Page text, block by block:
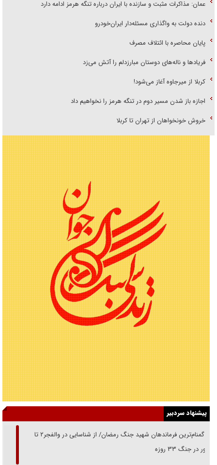
عمان: مذاکرات مثبت و سازنده با ایران درباره تنگه هرمز ادامه دارد
دنده دولت به واگذاری مسئله‌دار ایران‌خودرو
پایان محاصره با ائتلاف مصرف
فریاد‌ها و ناله‌های دوستان مبارزدلم را آتش می‌زد
کربلا از میرجاوه آغاز می‌شود!
اجازه باز شدن مسیر دوم در تنگه هرمز را نخواهیم داد
خروش خونخواهان از تهران تا کربلا
پیشنهاد سردبیر
از گمنام‌ترین فرماندهان شهید جنگ رمضان/ از شناسایی در والفجر۲ تا
حضور در جنگ ۳۳ روزه